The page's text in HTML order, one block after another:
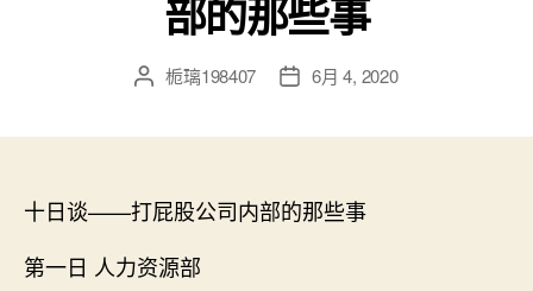
部的那些事
文 栀璃198407
发 6月 4, 2020
十日谈——打屁股公司内部的那些事
第一日 人力资源部